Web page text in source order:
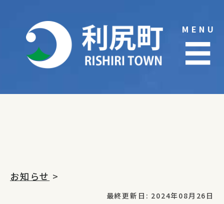
content
MENU
☰
お知らせ >
最終更新日: 2024年08月26日